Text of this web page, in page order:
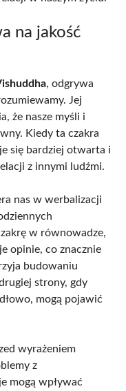
na jakość
, odgrywa
Jej
że nasze myśli i
Kiedy ta czakra
się bardziej otwarta i
z innymi ludźmi.
nas w werbalizacji
w równowadze,
opinie, co znacznie
budowaniu
strony, gdy
mogą pojawić
wyrażeniem
z
mogą wpływać